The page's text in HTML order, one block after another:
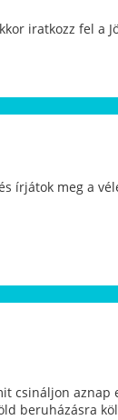
iratkozz fel a
írjátok meg a
csináljon aznap
beruházásra